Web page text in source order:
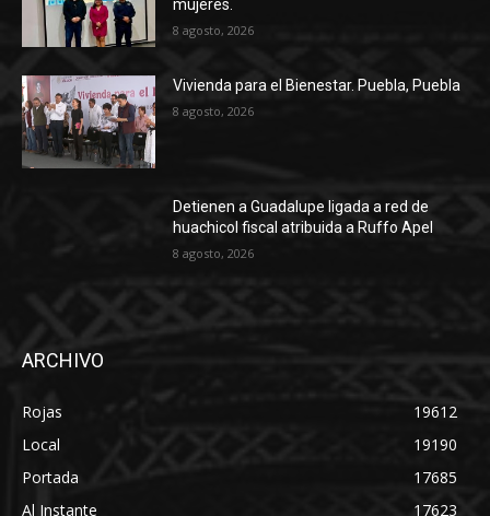
mujeres.
8 agosto, 2026
Vivienda para el Bienestar. Puebla, Puebla
8 agosto, 2026
Detienen a Guadalupe ligada a red de
huachicol fiscal atribuida a Ruffo Apel
8 agosto, 2026
ARCHIVO
Rojas
19612
Local
19190
Portada
17685
Al Instante
17623